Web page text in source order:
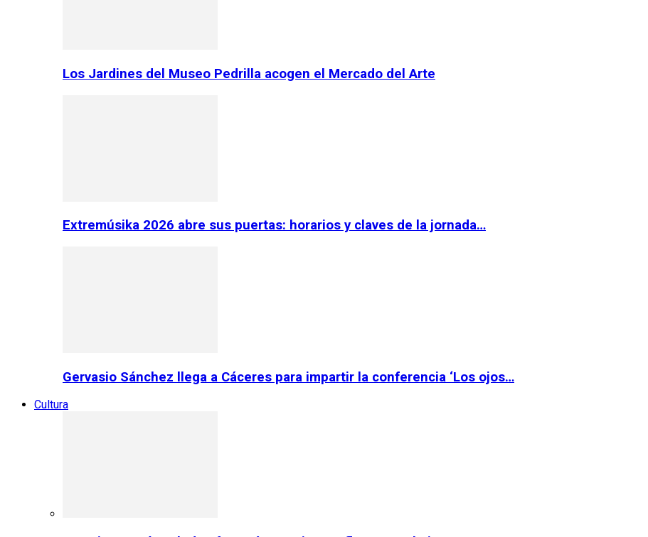
Los Jardines del Museo Pedrilla acogen el Mercado del Arte
Extremúsika 2026 abre sus puertas: horarios y claves de la jornada…
Gervasio Sánchez llega a Cáceres para impartir la conferencia ‘Los ojos…
Cultura